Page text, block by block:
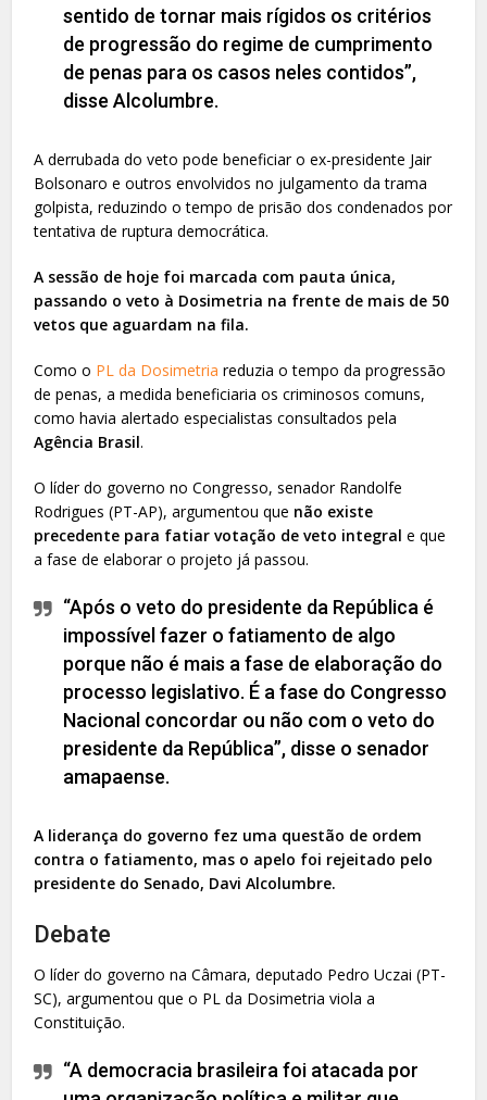
sentido de tornar mais rígidos os critérios
de progressão do regime de cumprimento
de penas para os casos neles contidos”,
disse Alcolumbre.
A derrubada do veto pode beneficiar o ex-presidente Jair
Bolsonaro e outros envolvidos no julgamento da trama
golpista, reduzindo o tempo de prisão dos condenados por
tentativa de ruptura democrática.
A sessão de hoje foi marcada com pauta única,
passando o veto à Dosimetria na frente de mais de 50
vetos que aguardam na fila.
Como o PL da Dosimetria reduzia o tempo da progressão
de penas, a medida beneficiaria os criminosos comuns,
como havia alertado especialistas consultados pela
Agência Brasil.
O líder do governo no Congresso, senador Randolfe
Rodrigues (PT-AP), argumentou que não existe
precedente para fatiar votação de veto integral e que
a fase de elaborar o projeto já passou.
“Após o veto do presidente da República é
impossível fazer o fatiamento de algo
porque não é mais a fase de elaboração do
processo legislativo. É a fase do Congresso
Nacional concordar ou não com o veto do
presidente da República”, disse o senador
amapaense.
A liderança do governo fez uma questão de ordem
contra o fatiamento, mas o apelo foi rejeitado pelo
presidente do Senado, Davi Alcolumbre.
Debate
O líder do governo na Câmara, deputado Pedro Uczai (PT-
SC), argumentou que o PL da Dosimetria viola a
Constituição.
“A democracia brasileira foi atacada por